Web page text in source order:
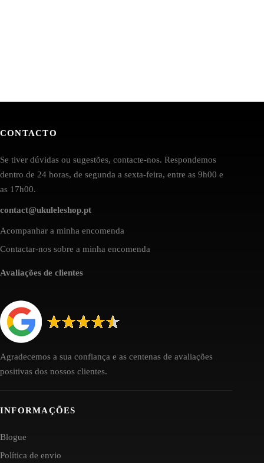
CONTACTO
Se tiver dúvidas ou sugestões, contacte-nos. Respondemos
dentro de 24 horas, de segunda a sexta-feira, entre as 9h00 e
as 17h00.
contact@ukuleleshop.pt
Acompanhar a minha encomenda
Contactar-nos sobre a minha encomenda
Avaliações de clientes
Agradecemos a sua confiança e as centenas de avaliações
positivas dos nossos clientes.
INFORMAÇÕES
Blogue
Política de envio